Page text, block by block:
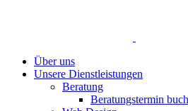
Über uns
Unsere Dienstleistungen
Beratung
Beratungstermin